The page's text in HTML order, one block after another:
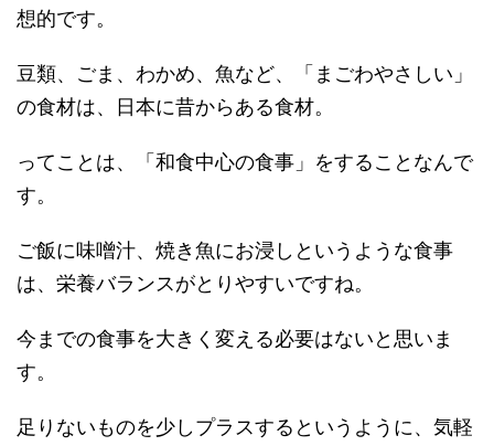
想的です。
豆類、ごま、わかめ、魚など、「まごわやさしい」
の食材は、日本に昔からある食材。
ってことは、「和食中心の食事」をすることなんで
す。
ご飯に味噌汁、焼き魚にお浸しというような食事
は、栄養バランスがとりやすいですね。
今までの食事を大きく変える必要はないと思いま
す。
足りないものを少しプラスするというように、気軽